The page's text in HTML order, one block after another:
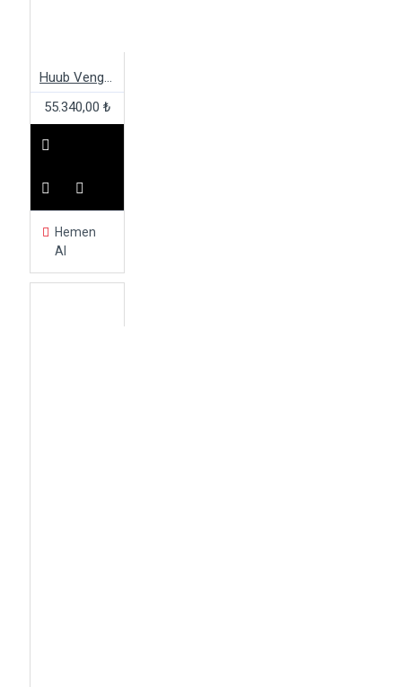
Huub Vengeance 3:5 Wetsuit
55.340,00 ₺
Hemen
Al